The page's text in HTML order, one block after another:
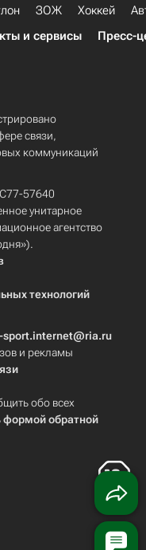
ЗОЖ Хоккей
и сервисы Пресс-
связи,
коммуникаций
57640
унитарное
агентство
технологий
sport.internet@ria.ru
и рекламы
обо всех
формой обратной